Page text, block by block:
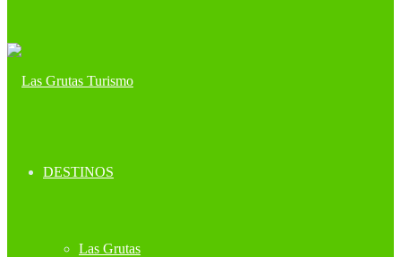
DESTINOS
Las Grutas